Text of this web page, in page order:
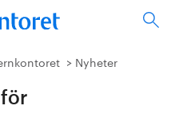
Nyheter